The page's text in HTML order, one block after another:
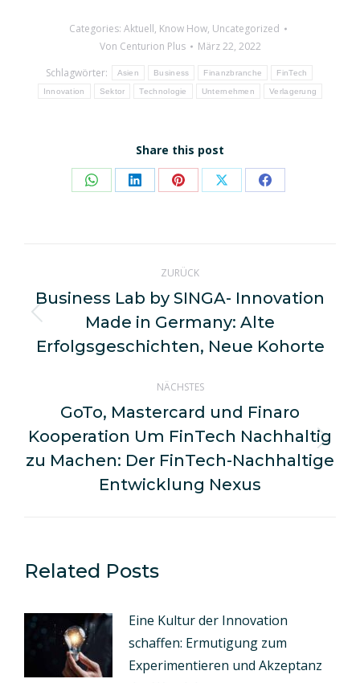
Categories: Aktuell, Know How, Uncategorized
Von Centurion Plus
März 22, 2022
Schlagwörter:
Asien Business Finanzbranche FinTech
Innovation Sektor Technologie Unternehmen Verlagerung
Share this post
Share Share Share Share Share
Kommentarnavigation
ZURÜCK
Vorheriger
Beitrag:
Business Lab by SINGA- Innovation
Made in Germany: Alte
Erfolgsgeschichten, Neue Kohorte
NÄCHSTES
Nächster
Beitrag:
GoTo, Mastercard und Finaro
Kooperation Um FinTech Nachhaltig
zu Machen: Der FinTech-Nachhaltige
Entwicklung Nexus
Related Posts
Eine Kultur der Innovation
schaffen: Ermutigung zum
Experimentieren und Akzeptanz